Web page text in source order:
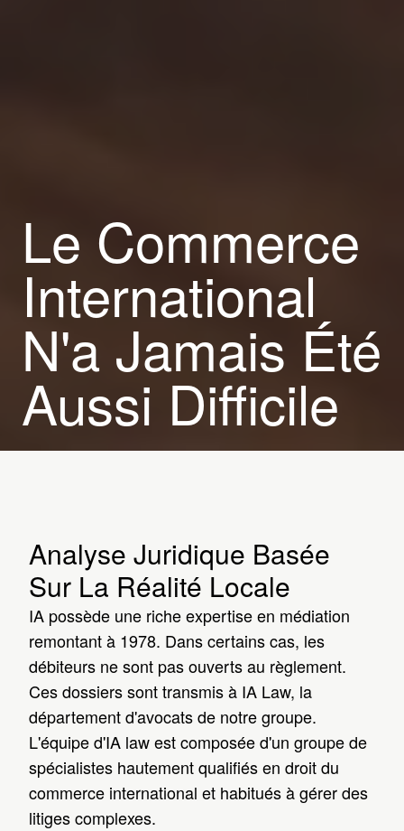
Le Commerce
International
N'a Jamais Été
Aussi Difficile
Analyse Juridique Basée
Sur La Réalité Locale
IA possède une riche expertise en médiation
remontant à 1978. Dans certains cas, les
débiteurs ne sont pas ouverts au règlement.
Ces dossiers sont transmis à IA Law, la
département d'avocats de notre groupe.
L'équipe d'IA law est composée d'un groupe de
spécialistes hautement qualifiés en droit du
commerce international et habitués à gérer des
litiges complexes.